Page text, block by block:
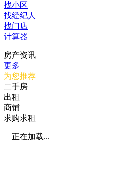
找小区
找经纪人
找门店
计算器
房产资讯
更多
为您推荐
二手房
出租
商铺
求购求租
正在加载...